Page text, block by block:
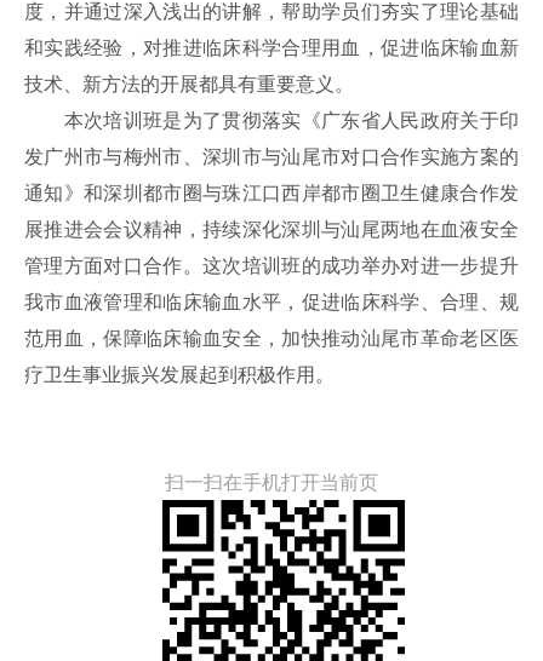
度，并通过深入浅出的讲解，帮助学员们夯实了理论基础
和实践经验，对推进临床科学合理用血，促进临床输血新
技术、新方法的开展都具有重要意义。
本次培训班是为了贯彻落实《广东省人民政府关于印
发广州市与梅州市、深圳市与汕尾市对口合作实施方案的
通知》和深圳都市圈与珠江口西岸都市圈卫生健康合作发
展推进会会议精神，持续深化深圳与汕尾两地在血液安全
管理方面对口合作。这次培训班的成功举办对进一步提升
我市血液管理和临床输血水平，促进临床科学、合理、规
范用血，保障临床输血安全，加快推动汕尾市革命老区医
疗卫生事业振兴发展起到积极作用。
扫一扫在手机打开当前页